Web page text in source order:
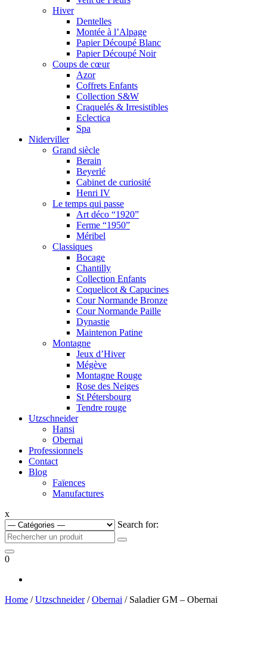
Hiver
Dentelles
Montée à l’Alpage
Papier Découpé Blanc
Papier Découpé Noir
Coups de cœur
Azor
Coffrets Enfants
Collection S&W
Craquelés & Irresistibles
Eclectica
Spa
Niderviller
Grand siècle
Berain
Beyerlé
Cabinet de curiosité
Henri IV
Le temps qui passe
Art déco “1920”
Ferme “1950”
Méribel
Classiques
Bocage
Chantilly
Collection Enfants
Coquelicot & Capucines
Cour Normande Bronze
Cour Normande Paille
Dynastie
Maintenon Patine
Montagne
Jeux d’Hiver
Mégève
Montagne Rouge
Rose des Neiges
St Pétersbourg
Tendre rouge
Utzschneider
Hansi
Obernai
Professionnels
Contact
Blog
Faïences
Manufactures
x
Search for:
0
Home /Utzschneider/Obernai / Saladier GM – Obernai